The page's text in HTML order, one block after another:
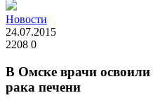
Новости
24.07.2015
2208 0
В Омске врачи
рака печени